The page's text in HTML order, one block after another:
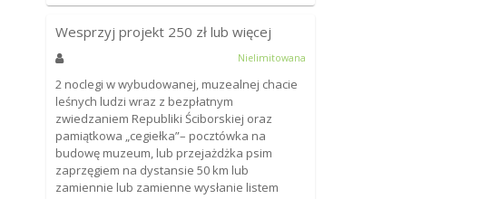
Wesprzyj projekt 250 zł lub więcej
Nielimitowana
2 noclegi w wybudowanej, muzealnej chacie
leśnych ludzi wraz z bezpłatnym
zwiedzaniem Republiki Ściborskiej oraz
pamiątkowa „cegiełka”– pocztówka na
budowę muzeum, lub przejażdżka psim
zaprzęgiem na dystansie 50 km lub
zamiennie lub zamienne wysłanie listem